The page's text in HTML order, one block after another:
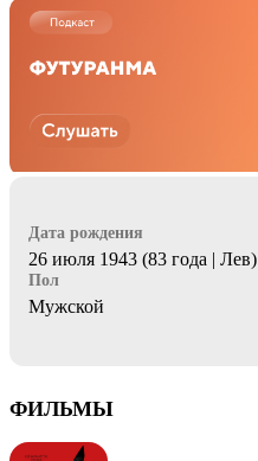
Дата рождения
26 июля 1943 (83 года | Лев)
Пол
Мужской
ФИЛЬМЫ